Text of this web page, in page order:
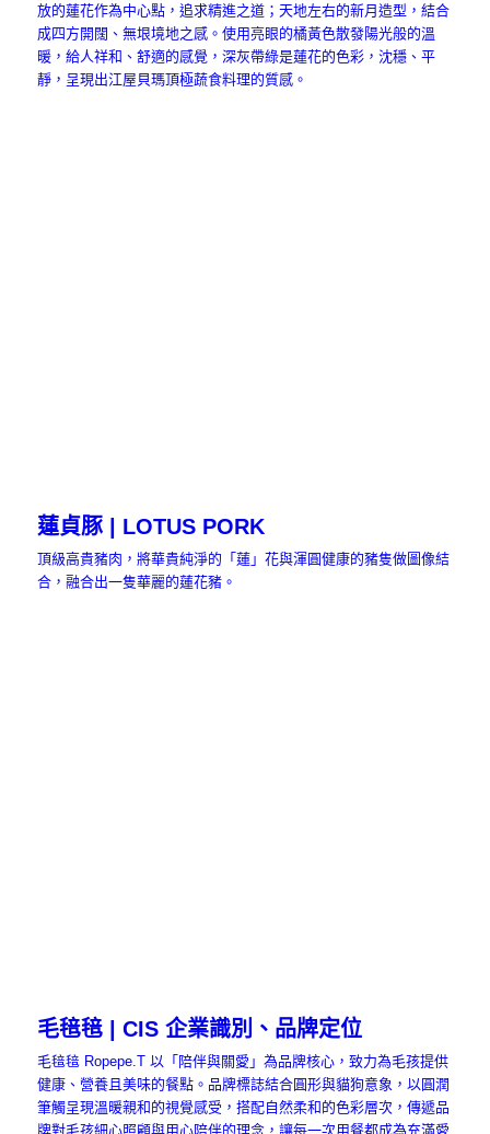
放的蓮花作為中心點，追求精進之道；天地左右的新月造型，結合
成四方開闊、無垠境地之感。使用亮眼的橘黃色散發陽光般的溫
暖，給人祥和、舒適的感覺，深灰帶綠是蓮花的色彩，沈穩、平
靜，呈現出江屋貝瑪頂極蔬食料理的質感。
蓮貞豚 | LOTUS PORK
頂級高貴豬肉，將華貴純淨的「蓮」花與渾圓健康的豬隻做圖像結
合，融合出一隻華麗的蓮花豬。
毛毰毰 | CIS 企業識別、品牌定位
毛毰毰 Ropepe.T 以「陪伴與關愛」為品牌核心，致力為毛孩提供
健康、營養且美味的餐點。品牌標誌結合圓形與貓狗意象，以圓潤
筆觸呈現溫暖親和的視覺感受，搭配自然柔和的色彩層次，傳遞品
牌對毛孩細心照顧與用心陪伴的理念，讓每一次用餐都成為充滿愛